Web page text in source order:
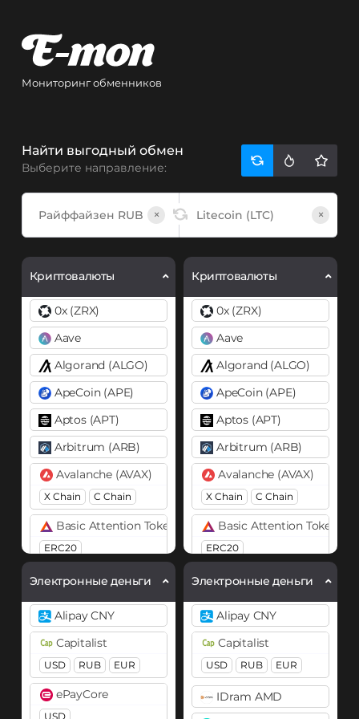
Мониторинг обменников
Найти выгодный обмен
Выберите направление:
× ×
Криптовалюты
0x (ZRX)
Aave
Algorand (ALGO)
ApeCoin (APE)
Aptos (APT)
Arbitrum (ARB)
Avalanche (AVAX)
X Chain C Chain
Basic Attention Token (BAT)
ERC20
Binance Coin (BNB)
BEP20 BEP2
Bitcoin (BTC)
BTC
BEP20
Lightning
OP
ARB
AVAXC
Электронные деньги
Alipay CNY
Capitalist
USD RUB EUR
ePayCore
USD
Криптовалюты
0x (ZRX)
Aave
Algorand (ALGO)
ApeCoin (APE)
Aptos (APT)
Arbitrum (ARB)
Avalanche (AVAX)
X Chain C Chain
Basic Attention Token
ERC20
Binance Coin (BNB)
BEP20 BEP2
Bitcoin (BTC)
BTC BEP20
ARB
AVAXC
Bitcoin Cash (BCH)
Электронные деньги
Alipay CNY
Capitalist
USD RUB EUR
IDram AMD